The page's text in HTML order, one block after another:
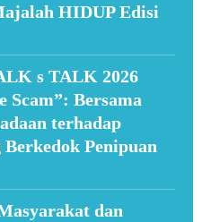
HIDUP Edisi
s TALK 2026
Scam”: Bersama
terhadap
Penipuan
dan